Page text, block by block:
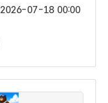
2026-07-18 00:00